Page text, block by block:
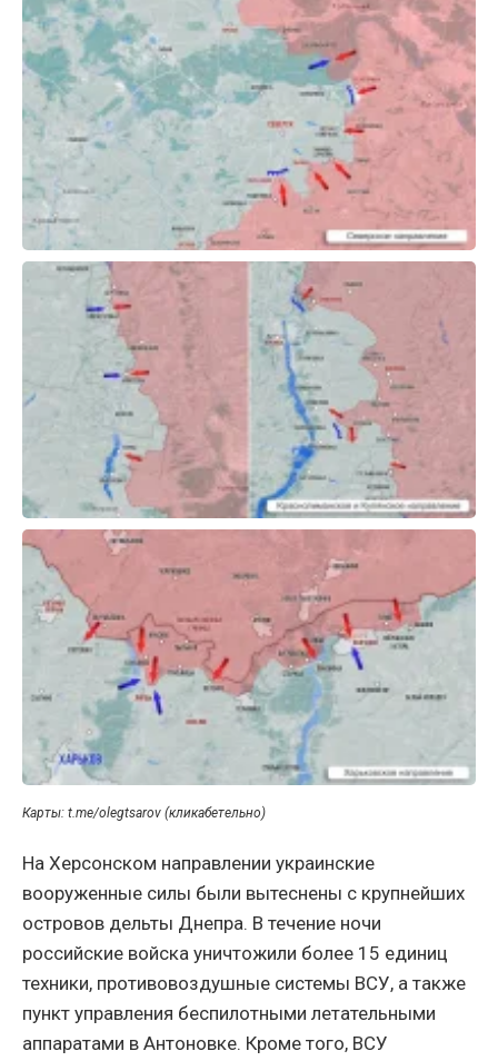
Карты: t.me/olegtsarov (кликабетельно)
На Херсонском направлении украинские
вооруженные силы были вытеснены с крупнейших
островов дельты Днепра. В течение ночи
российские войска уничтожили более 15 единиц
техники, противовоздушные системы ВСУ, а также
пункт управления беспилотными летательными
аппаратами в Антоновке. Кроме того, ВСУ